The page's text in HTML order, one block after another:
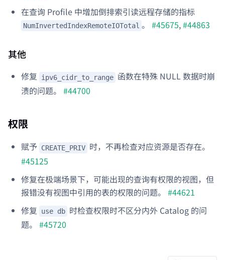
在查询 Profile 中增加倒排索引读远程存储的指标
NumInvertedIndexRemoteIOTotal 。 #45675,#44863
其他
修复 ipv6_cidr_to_range 函数在特殊 NULL 数据时崩
溃的问题。 #44700
权限
赋予 CREATE_PRIV 时，不再检查对应资源是否存在。
#45125
修复在极端场景下，可能出现的查询有权限的视图，但
报错没有视图中引用的表的权限的问题。 #44621
修复
use db 时检查权限时不区分内外 Catalog 的问
题。 #45720